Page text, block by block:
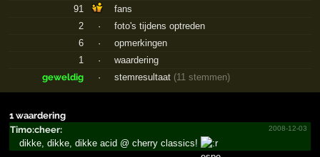
91
fans
2
·
foto's tijdens optreden
6
·
opmerkingen
1
·
waardering
geweldig
· stemresultaat (11 stemmen)
1 waardering
Timo:cheer:
2008-12-03
dikke, dikke, dikke acid @ cherry classics!